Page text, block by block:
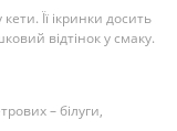
Її ікринки досить
відтінок у смаку.
– білуги,